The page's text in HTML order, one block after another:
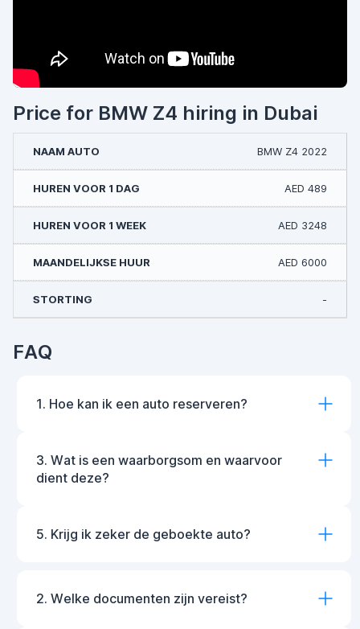
Price for BMW Z4 hiring in Dubai
BMW Z4 2022
AED 489
AED 3248
AED 6000
-
FAQ
1. Hoe kan ik een auto reserveren?
3. Wat is een waarborgsom en waarvoor
dient deze?
5. Krijg ik zeker de geboekte auto?
2. Welke documenten zijn vereist?